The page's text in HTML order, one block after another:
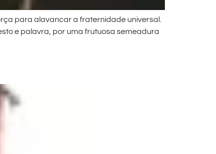
para alavancar a fraternidade universal.
e palavra, por uma frutuosa semeadura